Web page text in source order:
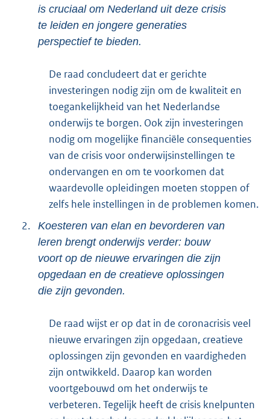
is cruciaal om Nederland uit deze crisis
te leiden en jongere generaties
perspectief te bieden.
De raad concludeert dat er gerichte
investeringen nodig zijn om de kwaliteit en
toegankelijkheid van het Nederlandse
onderwijs te borgen. Ook zijn investeringen
nodig om mogelijke financiële consequenties
van de crisis voor onderwijsinstellingen te
ondervangen en om te voorkomen dat
waardevolle opleidingen moeten stoppen of
zelfs hele instellingen in de problemen komen.
2.
Koesteren van elan en bevorderen van
leren brengt onderwijs verder: bouw
voort op de nieuwe ervaringen die zijn
opgedaan en de creatieve oplossingen
die zijn gevonden.
De raad wijst er op dat in de coronacrisis veel
nieuwe ervaringen zijn opgedaan, creatieve
oplossingen zijn gevonden en vaardigheden
zijn ontwikkeld. Daarop kan worden
voortgebouwd om het onderwijs te
verbeteren. Tegelijk heeft de crisis knelpunten